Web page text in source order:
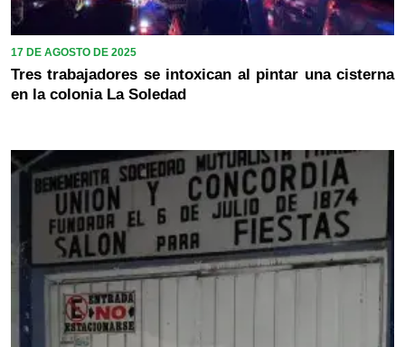
17 DE AGOSTO DE 2025
Tres trabajadores se intoxican al pintar una cisterna
en la colonia La Soledad